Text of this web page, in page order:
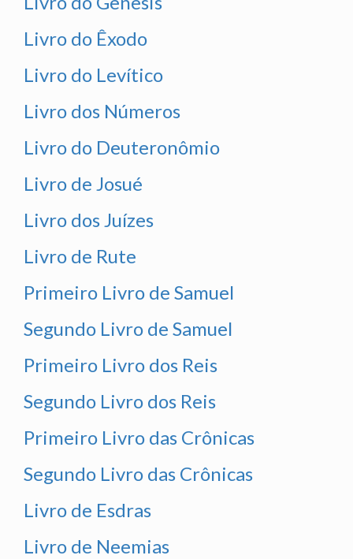
Livro do Êxodo
Livro do Levítico
Livro dos Números
Livro do Deuteronômio
Livro de Josué
Livro dos Juízes
Livro de Rute
Primeiro Livro de Samuel
Segundo Livro de Samuel
Primeiro Livro dos Reis
Segundo Livro dos Reis
Primeiro Livro das Crônicas
Segundo Livro das Crônicas
Livro de Esdras
Livro de Neemias